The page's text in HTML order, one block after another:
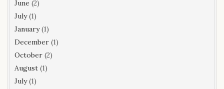
June (2)
July(1)
January(1)
December (1)
October (2)
August (1)
July(1)